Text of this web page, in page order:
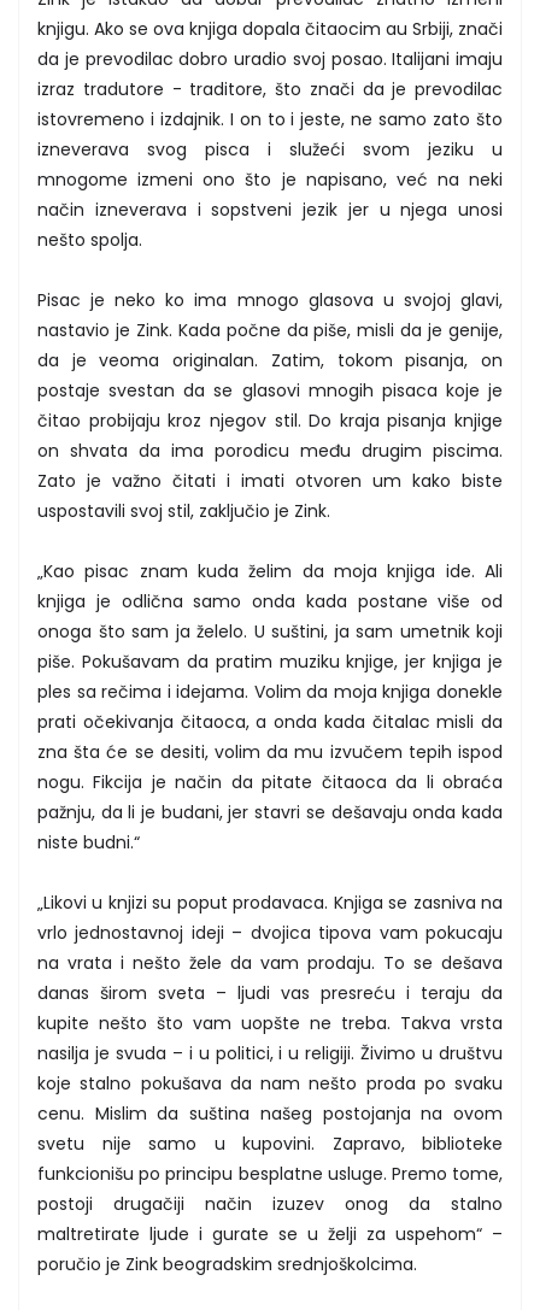
knjigu. Ako se ova knjiga dopala čitaocim au Srbiji, znači
da je prevodilac dobro uradio svoj posao. Italijani imaju
izraz tradutore - traditore, što znači da je prevodilac
istovremeno i izdajnik. I on to i jeste, ne samo zato što
izneverava svog pisca i služeći svom jeziku u
mnogome izmeni ono što je napisano, već na neki
način izneverava i sopstveni jezik jer u njega unosi
nešto spolja.
Pisac je neko ko ima mnogo glasova u svojoj glavi,
nastavio je Zink. Kada počne da piše, misli da je genije,
da je veoma originalan. Zatim, tokom pisanja, on
postaje svestan da se glasovi mnogih pisaca koje je
čitao probijaju kroz njegov stil. Do kraja pisanja knjige
on shvata da ima porodicu među drugim piscima.
Zato je važno čitati i imati otvoren um kako biste
uspostavili svoj stil, zaključio je Zink.
„Kao pisac znam kuda želim da moja knjiga ide. Ali
knjiga je odlična samo onda kada postane više od
onoga što sam ja želelo. U suštini, ja sam umetnik koji
piše. Pokušavam da pratim muziku knjige, jer knjiga je
ples sa rečima i idejama. Volim da moja knjiga donekle
prati očekivanja čitaoca, a onda kada čitalac misli da
zna šta će se desiti, volim da mu izvučem tepih ispod
nogu. Fikcija je način da pitate čitaoca da li obraća
pažnju, da li je budani, jer stavri se dešavaju onda kada
niste budni.“
„Likovi u knjizi su poput prodavaca. Knjiga se zasniva na
vrlo jednostavnoj ideji – dvojica tipova vam pokucaju
na vrata i nešto žele da vam prodaju. To se dešava
danas širom sveta – ljudi vas presreću i teraju da
kupite nešto što vam uopšte ne treba. Takva vrsta
nasilja je svuda – i u politici, i u religiji. Živimo u društvu
koje stalno pokušava da nam nešto proda po svaku
cenu. Mislim da suština našeg postojanja na ovom
svetu nije samo u kupovini. Zapravo, biblioteke
funkcionišu po principu besplatne usluge. Premo tome,
postoji drugačiji način izuzev onog da stalno
maltretirate ljude i gurate se u želji za uspehom“ –
poručio je Zink beogradskim srednjoškolcima.